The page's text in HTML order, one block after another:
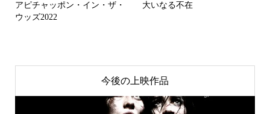
アピチャッポン・イン・ザ・
ウッズ2022
大いなる不在
今後の上映作品